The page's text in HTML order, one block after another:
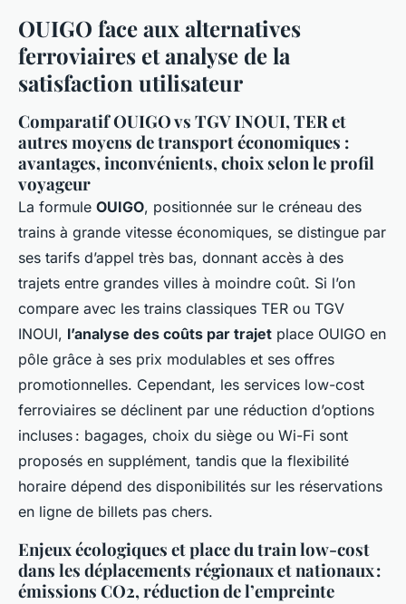
OUIGO face aux alternatives
ferroviaires et analyse de la
satisfaction utilisateur
Comparatif OUIGO vs TGV INOUI, TER et
autres moyens de transport économiques :
avantages, inconvénients, choix selon le profil
voyageur
La formule OUIGO, positionnée sur le créneau des
trains à grande vitesse économiques, se distingue par
ses tarifs d’appel très bas, donnant accès à des
trajets entre grandes villes à moindre coût. Si l’on
compare avec les trains classiques TER ou TGV
INOUI, l’analyse des coûts par trajet place OUIGO en
pôle grâce à ses prix modulables et ses offres
promotionnelles. Cependant, les services low-cost
ferroviaires se déclinent par une réduction d’options
incluses : bagages, choix du siège ou Wi-Fi sont
proposés en supplément, tandis que la flexibilité
horaire dépend des disponibilités sur les réservations
en ligne de billets pas chers.
Enjeux écologiques et place du train low-cost
dans les déplacements régionaux et nationaux :
émissions CO2, réduction de l’empreinte